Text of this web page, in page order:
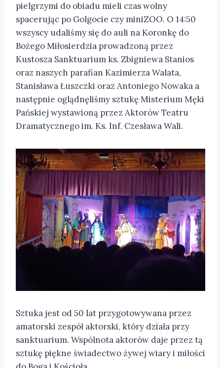
pielgrzymi do obiadu mieli czas wolny
spacerując po Golgocie czy miniZOO. O 14:50
wszyscy udaliśmy się do auli na Koronkę do
Bożego Miłosierdzia prowadzoną przez
Kustosza Sanktuarium ks. Zbigniewa Stanios
oraz naszych parafian Kazimierza Walata,
Stanisława Łuszczki oraz Antoniego Nowaka a
następnie oglądnęliśmy sztukę Misterium Męki
Pańskiej wystawioną przez Aktorów Teatru
Dramatycznego im. Ks. Inf. Czesława Wali.
Sztuka jest od 50 lat przygotowywana przez
amatorski zespół aktorski, który działa przy
sanktuarium. Wspólnota aktorów daje przez tą
sztukę piękne świadectwo żywej wiary i miłości